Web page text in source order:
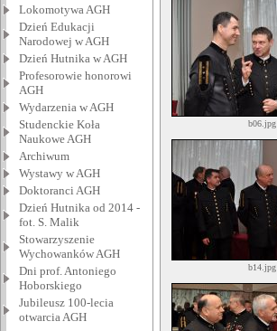
Lokomotywa AGH
Dzień Edukacji
Narodowej w AGH
Dzień Hutnika w AGH
Profesorowie honorowi
AGH
Wydarzenia w AGH
Studenckie Koła
Naukowe AGH
Archiwum
Wystawy w AGH
Doktoranci AGH
Dzień Hutnika od 2014 -
fot. S. Malik
Stowarzyszenie
Wychowanków AGH
Dni prof. Antoniego
Hoborskiego
Jubileusz 100-lecia
otwarcia AGH
b06.jpg
b14.jpg